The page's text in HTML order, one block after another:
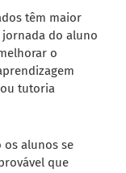
têm maior
jornada do aluno
o
tutoria
os alunos se
que